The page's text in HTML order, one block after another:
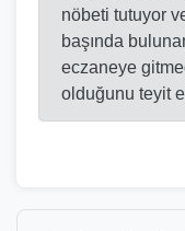
nöbeti tutuyor
başında
eczaneye
olduğunu teyit